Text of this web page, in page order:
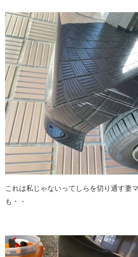
これは私じゃないってしらを切り通す妻
も・・